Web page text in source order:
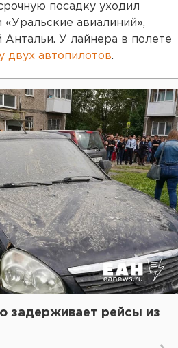
посадку уходил
авиалиний»,
У лайнера в полете
двух автопилотов.
задерживает рейсы из